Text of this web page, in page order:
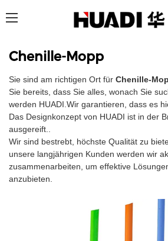
Chenille-Mopp
Sie sind am richtigen Ort für Chenille-
Sie bereits, dass Sie alles, wonach Sie
werden HUADI.Wir garantieren, dass es
Das Designkonzept von HUADI ist in der
ausgereift..
Wir sind bestrebt, höchste Qualität zu
unsere langjährigen Kunden werden wir
zusammenarbeiten, um effektive
anzubieten.